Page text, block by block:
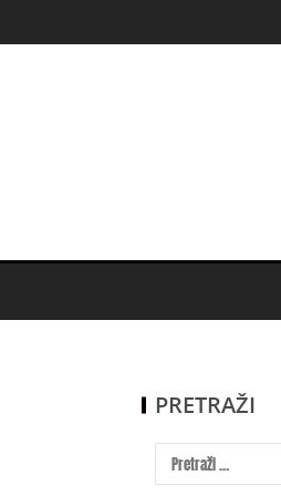
PRETRAŽI